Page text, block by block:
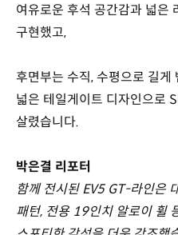
여유로운 후석 공간감과 넓은
구현했고,
후면부는 수직, 수평으로 길게
넓은 테일게이트 디자인으로
살렸습니다.
박은결 리포터
함께 전시된 EV5 GT-라인은
패턴, 전용 19인치 알로이 휠